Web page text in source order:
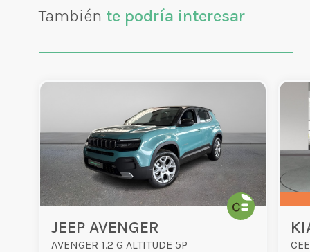
También te podría interesar
JEEP AVENGER
AVENGER 1.2 G ALTITUDE 5P